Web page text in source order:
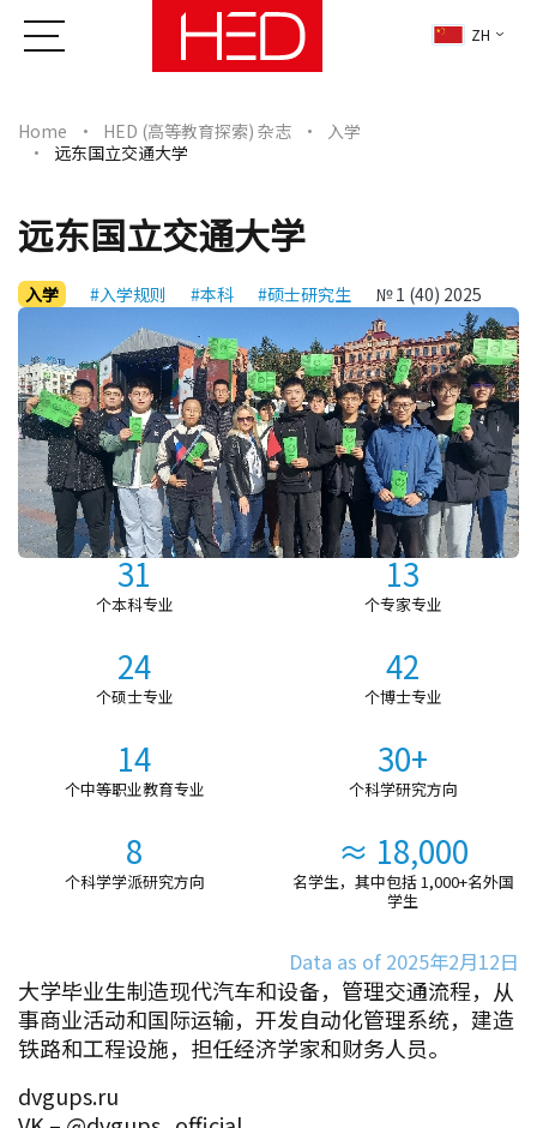
ZH
Home HED (高等教育探索) 杂志
入学
远东国立交通大学
远东国立交通大学
入学 #入学规则 #本科 #硕士研究生 № 1 (40) 2025
31
个本科专业
13
个专家专业
24
个硕士专业
42
个博士专业
14
个中等职业教育专业
30+
个科学研究方向
8
个科学学派研究方向
≈ 18,000
名学生，其中包括 1,000+名外国
学生
Data as of 2025年2月12日
大学毕业生制造现代汽车和设备，管理交通流程，从
事商业活动和国际运输，开发自动化管理系统，建造
铁路和工程设施，担任经济学家和财务人员。
dvgups.ru